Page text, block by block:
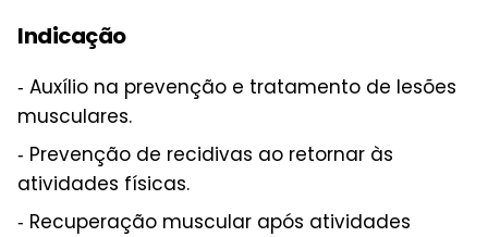
Indicação
‑ Auxílio na prevenção e tratamento de lesões
musculares.
‑ Prevenção de recidivas ao retornar às
atividades físicas.
‑ Recuperação muscular após atividades